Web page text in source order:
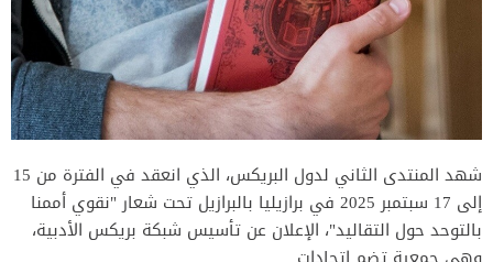
شهد المنتدى الثاني لدول البريكس، الذي انعقد في الفترة من 15
إلى 17 سبتمبر 2025 في برازيليا بالبرازيل تحت شعار "نقوي أممنا
بالتوحد حول التقاليد"، الإعلان عن تأسيس شبكة بريكس الأدبية،